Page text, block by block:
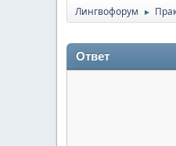
Лингвофорум ►
Ответ